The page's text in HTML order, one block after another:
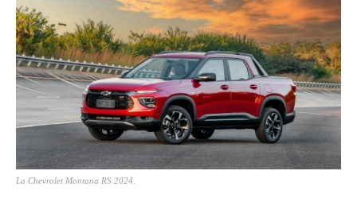
La Chevrolet Montana RS 2024.